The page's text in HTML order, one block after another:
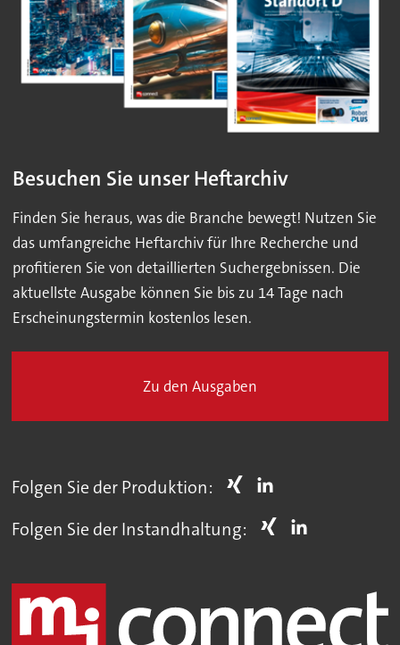
Besuchen Sie unser Heftarchiv
Finden Sie heraus, was die Branche bewegt! Nutzen Sie
das umfangreiche Heftarchiv für Ihre Recherche und
profitieren Sie von detaillierten Suchergebnissen. Die
aktuellste Ausgabe können Sie bis zu 14 Tage nach
Erscheinungstermin kostenlos lesen.
Zu den Ausgaben
Folgen Sie der Produktion:
Folgen Sie der Instandhaltung: